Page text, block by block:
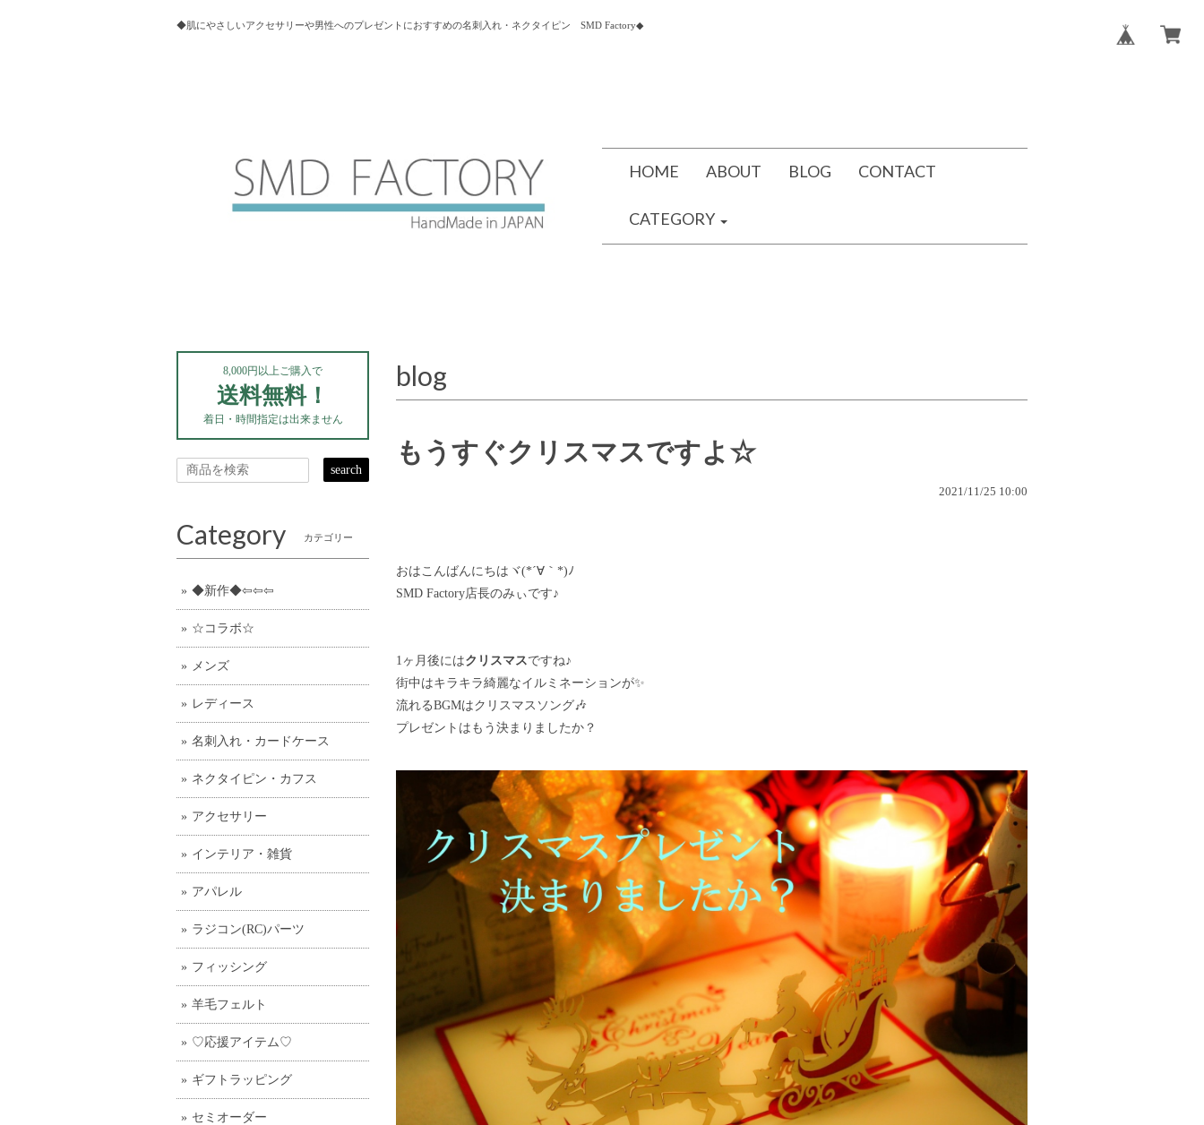
◆肌にやさしいアクセサリーや男性へのプレゼントにおすすめの名刺入れ・ネクタイピン SMD Factory◆
HOME ABOUT BLOG CONTACT
CATEGORY
blog
もうすぐクリスマスですよ☆
2021/11/25 10:00
おはこんばんにちはヾ(*´∀｀*)ﾉ
SMD Factory店長のみぃです♪
1ヶ月後にはクリスマスですね♪
街中はキラキラ綺麗なイルミネーションが✨
流れるBGMはクリスマスソング🎶
プレゼントはもう決まりましたか？
8,000円以上ご購入で
送料無料！
着日・時間指定は出来ません
search
Category カテゴリー
◆新作◆⇦⇦⇦
☆コラボ☆
メンズ
レディース
名刺入れ・カードケース
ネクタイピン・カフス
アクセサリー
インテリア・雑貨
アパレル
ラジコン(RC)パーツ
フィッシング
羊毛フェルト
♡応援アイテム♡
ギフトラッピング
セミオーダー